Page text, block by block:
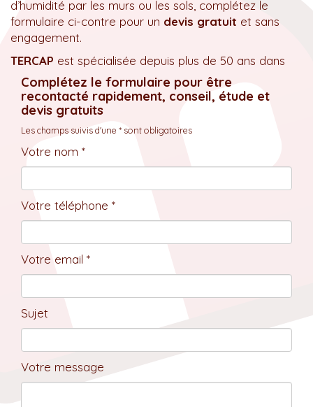
d’humidité par les murs ou les sols, complétez le
formulaire ci-contre pour un devis gratuit et sans
engagement.
TERCAP est spécialisée depuis plus de 50 ans dans
Complétez le formulaire pour être
recontacté rapidement, conseil, étude et
devis gratuits
Les champs suivis d'une * sont obligatoires
Votre nom *
Votre téléphone *
Votre email *
Sujet
Votre message